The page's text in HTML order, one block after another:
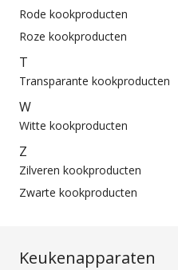
Rode kookproducten
Roze kookproducten
T
Transparante kookproducten
W
Witte kookproducten
Z
Zilveren kookproducten
Zwarte kookproducten
Keukenapparaten